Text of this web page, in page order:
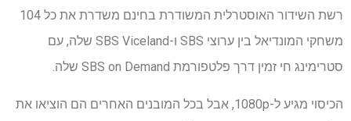
רשת השידור האוסטרלית המשודרת בחינם משדרת את כל 104
משחקי המונדיאל בין ערוצי SBS ו-SBS Viceland שלה, עם
סטרימינג חי זמין דרך פלטפורמת SBS on Demand שלה.
הכיסוי מגיע ל-1080p, אבל בכל המובנים האחרים הם הוציאו את